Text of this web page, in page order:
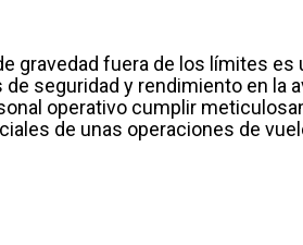
gravedad fuera de los límites
seguridad y rendimiento en la
operativo cumplir
de unas operaciones de